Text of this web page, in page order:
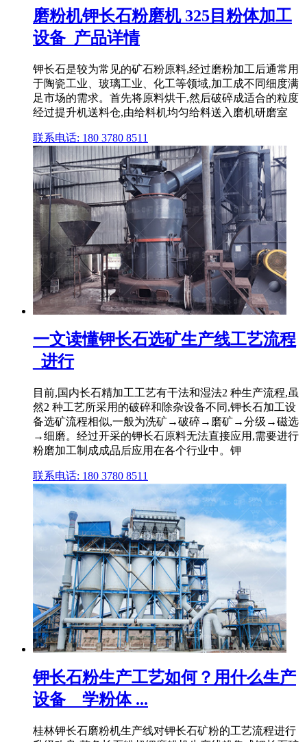
磨粉机钾长石粉磨机 325目粉体加工
设备_产品详情
钾长石是较为常见的矿石粉原料,经过磨粉加工后通常用
于陶瓷工业、玻璃工业、化工等领域,加工成不同细度满
足市场的需求。首先将原料烘干,然后破碎成适合的粒度
经过提升机送料仓,由给料机均匀给料送入磨机研磨室
联系电话: 180 3780 8511
一文读懂钾长石选矿生产线工艺流程
_进行
目前,国内长石精加工工艺有干法和湿法2 种生产流程,虽
然2 种工艺所采用的破碎和除杂设备不同,钾长石加工设
备选矿流程相似,一般为洗矿→破碎→磨矿→分级→磁选
→细磨。经过开采的钾长石原料无法直接应用,需要进行
粉磨加工制成成品后应用在各个行业中。钾
联系电话: 180 3780 8511
钾长石粉生产工艺如何？用什么生产
设备 _ 学粉体 ...
桂林钾长石磨粉机生产线对钾长石矿粉的工艺流程进行